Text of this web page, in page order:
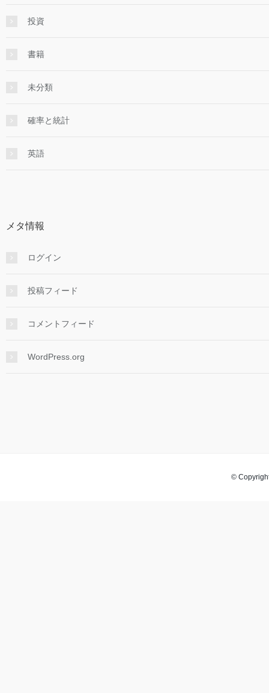
投資
書籍
未分類
確率と統計
英語
メタ情報
ログイン
投稿フィード
コメントフィード
WordPress.org
©